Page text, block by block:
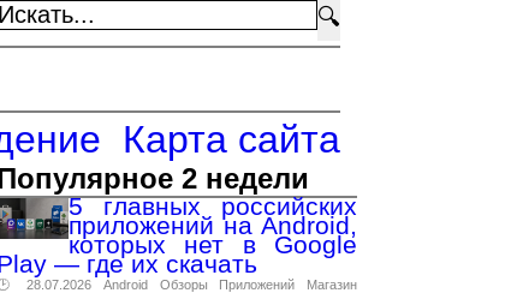
🔍
Карта сайта
2 недели
5 главных российских
приложений на Android,
которых нет в Google
— где их скачать
28.07.2026 Android Обзоры Приложений
Магазин